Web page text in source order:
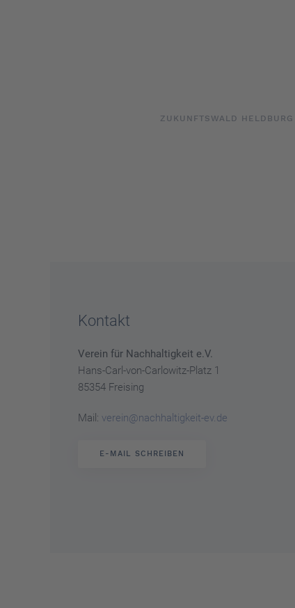
ZUKUNFTSWALD HELDBURG
Kontakt
Verein für Nachhaltigkeit e.V.
Hans-Carl-von-Carlowitz-Platz 1
85354 Freising
Mail: verein@nachhaltigkeit-ev.de
E-MAIL SCHREIBEN